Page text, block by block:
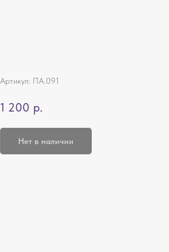
Артикул: ПА.091
1 200 р.
Нет в наличии